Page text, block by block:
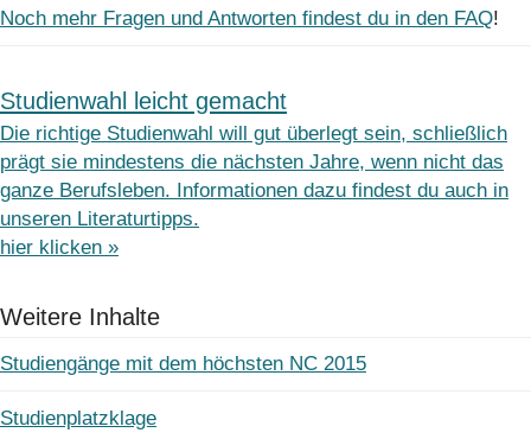
Noch mehr Fragen und Antworten findest du in den FAQ!
Studienwahl leicht gemacht
Die richtige Studienwahl will gut überlegt sein, schließlich
prägt sie mindestens die nächsten Jahre, wenn nicht das
ganze Berufsleben. Informationen dazu findest du auch in
unseren Literaturtipps.
hier klicken »
Weitere Inhalte
Studiengänge mit dem höchsten NC 2015
Studienplatzklage